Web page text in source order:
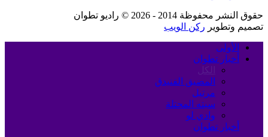
حقوق النشر محفوظة 2014 - 2026 © راديو تطوان
تصميم وتطوير ركن الويب
الأولى
أخبار تطوان
الكل
المضيق الفنيدق
مرتيل
سبته المحتلة
وادي لو
أخبار تطوان